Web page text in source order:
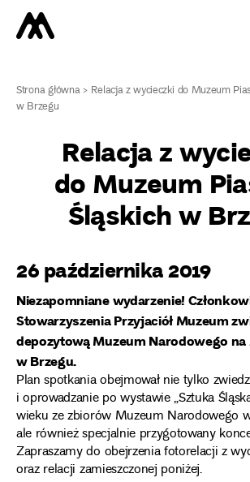
Strona główna> Relacja z wycieczki do Muzeum
w Brzegu
Relacja z
do Muzeum
Śląskich w
26 października 2019
Niezapomniane wydarzenie!
Stowarzyszenia Przyjaciół Muzeum
depozytową Muzeum Narodowego na
w Brzegu.
Plan spotkania obejmował nie tylko
i oprowadzanie po wystawie „Sztuka
wieku ze zbiorów Muzeum Narodowego
ale również specjalnie przygotowany
Zapraszamy do obejrzenia fotorelacji z
oraz relacji zamieszczonej poniżej.